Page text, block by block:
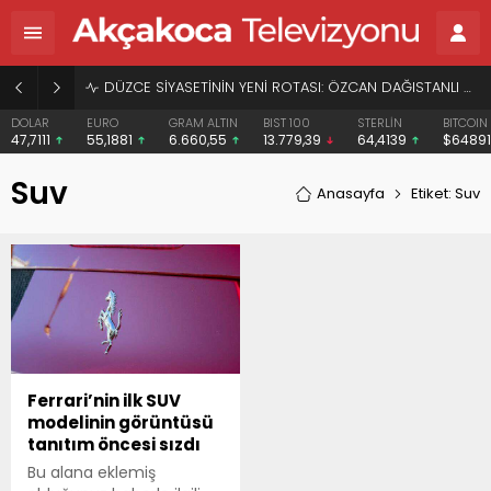
DÜZCE SİYASETİNİN YENİ ROTASI: ÖZCAN DAĞISTANLI VE “HERKESİN BAŞKANI” VİZYONU
DOLAR
47,7111
EURO
55,1881
GRAM ALTIN
6.660,55
BIST 100
13.779,39
STERLİN
64,4139
BITCOIN
Suv Anasayfa Etiket: Suv
Ferrari’nin ilk SUV
modelinin görüntüsü
tanıtım öncesi sızdı
Bu alana eklemiş